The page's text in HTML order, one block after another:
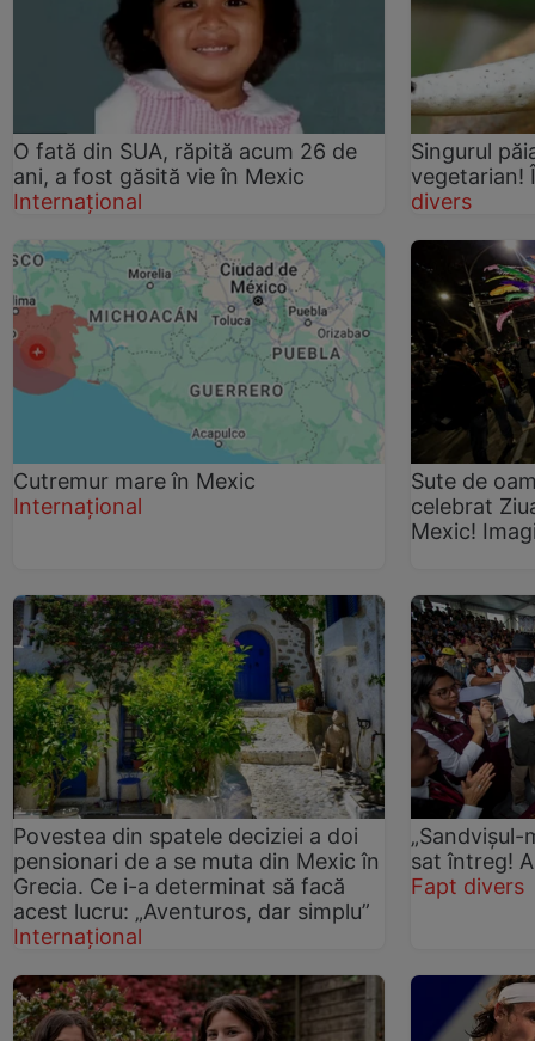
O fată din SUA, răpită acum 26 de
ani, a fost găsită vie în Mexic
Internațional
Singurul
vegetarian!
divers
Cutremur mare în Mexic
Internațional
Sute de
celebrat
Mexic!
Povestea din spatele deciziei a doi
pensionari de a se muta din Mexic în
Grecia. Ce i-a determinat să facă
acest lucru: „Aventuros, dar simplu”
Internațional
sat întreg!
Fapt divers